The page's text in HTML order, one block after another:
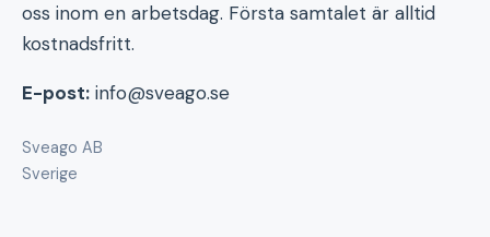
oss inom en arbetsdag. Första samtalet är alltid
kostnadsfritt.
E-post: info@sveago.se
Sveago AB
Sverige